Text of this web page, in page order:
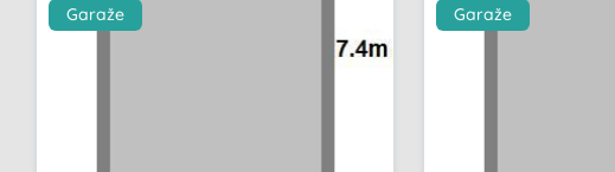
Garaže Garaže